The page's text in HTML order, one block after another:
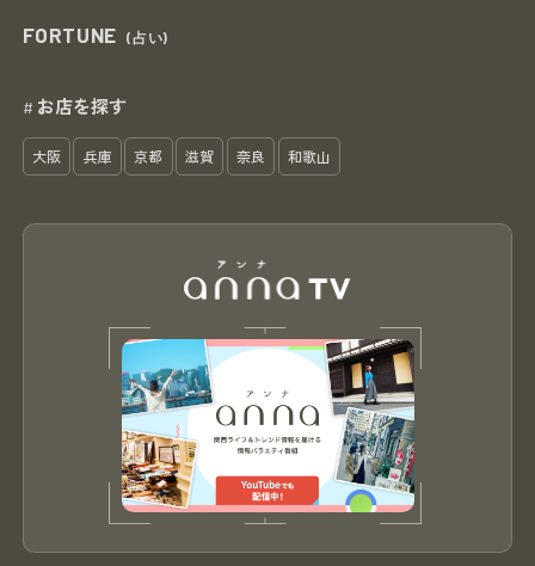
FORTUNE (占い)
# お店を探す
大阪 兵庫 京都 滋賀 奈良 和歌山